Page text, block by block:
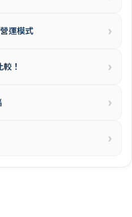
運模式 ›
！ ›
›
›